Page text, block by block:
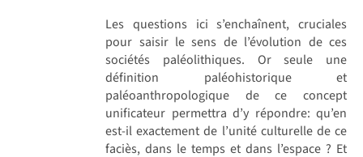
Les questions ici s’enchaînent, cruciales
pour saisir le sens de l’évolution de ces
sociétés paléolithiques. Or seule une
définition paléohistorique et
paléoanthropologique de ce concept
unificateur permettra d’y répondre: qu’en
est-il exactement de l’unité culturelle de ce
faciès, dans le temps et dans l’espace ? Et